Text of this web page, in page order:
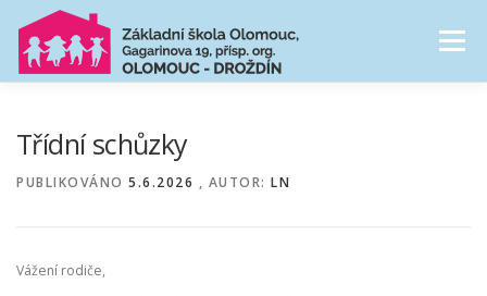
Přeskočit
obsah
Menu
Třídní schůzky
PUBLIKOVÁNO 5.6.2026 , AUTOR: LN
Vážení rodiče,